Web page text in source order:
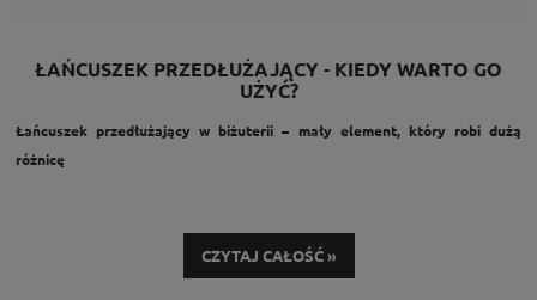
ŁAŃCUSZEK PRZEDŁUŻAJĄCY - KIEDY WARTO GO
UŻYĆ?
Łańcuszek przedłużający w biżuterii – mały element, który robi dużą
różnicę
element biżuterii, który znacząco zwiększa komfort noszenia naszyjników i
bransoletek. Choć często jest traktowany jako dodatek techniczny, w
CZYTAJ CAŁOŚĆ »